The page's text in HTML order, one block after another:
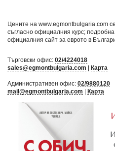
Цените на www.egmontbulgaria.com
съгласно официалния курс;
официалния сайт за еврото в
Търговски офис: 02/4224018
sales@egmontbulgaria.com | Карта
Административен офис: 02/9880120
mail@egmontbulgaria.com | Карта